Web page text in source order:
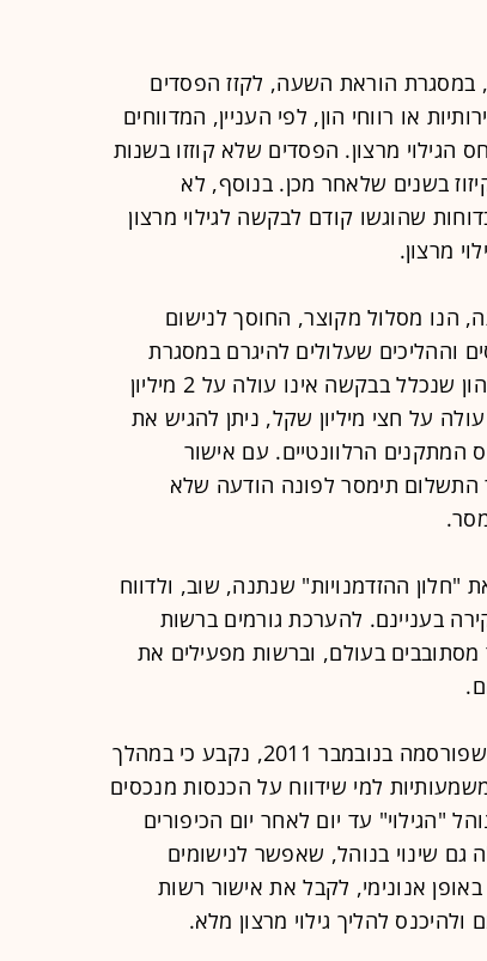
במסגרת הוראת השעה, לקזז הפסדים
או רווחי הון, לפי העניין, המדווחים
הגילוי מרצון. הפסדים שלא קוזזו בשנות
בשנים שלאחר מכן. בנוסף, לא
שהוגשו קודם לבקשה לגילוי מרצון
מרצון.
הנו מסלול מקוצר, החוסך לנישום
וההליכים שעלולים להיגרם במסגרת
גילוי ההון. מהוראה זו עולה, כי כאשר סך ההון שנכלל בבקשה אינו עולה על 2 מיליון
על חצי מיליון שקל, ניתן להגיש את
הרלוונטיים. עם אישור
התשלום תימסר לפונה הודעה שלא
"חלון ההזדמנויות" שנתנה, שוב, ולדווח
בעניינם. להערכת גורמים ברשות
בעולם, וברשות מפעילים את
נזכיר, כי במסגרת הוראת השעה המקורית, שפורסמה בנובמבר 2011, נקבע כי במהלך
הקלות מס משמעותיות למי שידווח על הכנסות מנכסים
"הגילוי" עד יום לאחר יום הכיפורים
כללה גם שינוי בנוהל, שאפשר לנישומים
אנונימי, לקבל את אישור רשות
להליך גילוי מרצון מלא.